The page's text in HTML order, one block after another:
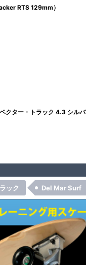
RTS 129mm）
クター・トラック 4.3 シルバ
ック Del Mar Surf